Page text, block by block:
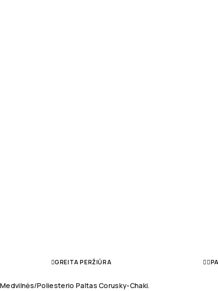
GREITA PERŽIŪRA
Medvilnės/poliesterio Paltas Corusky-Chaki.